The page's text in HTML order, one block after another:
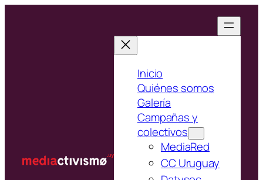
Inicio
Quiénes somos
Galería
Campañas y
colectivos
MediaRed
CC Uruguay